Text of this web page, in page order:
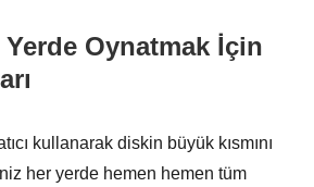
Oynatmak İçin
kullanarak diskin büyük kısmını
her yerde hemen hemen tüm